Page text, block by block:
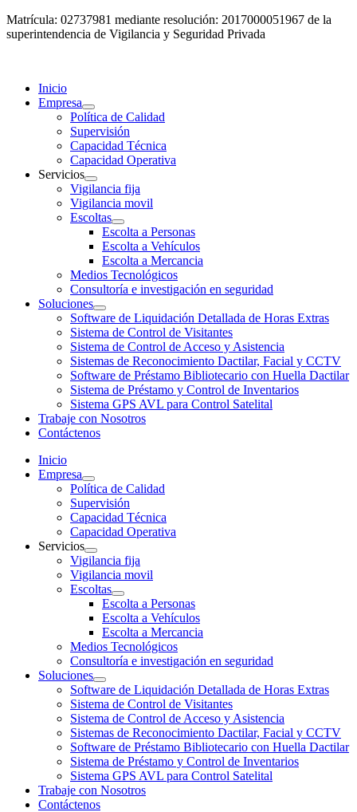
Matrícula: 02737981 mediante resolución: 2017000051967 de la
superintendencia de Vigilancia y Seguridad Privada
Inicio
Empresa
Política de Calidad
Supervisión
Capacidad Técnica
Capacidad Operativa
Servicios
Vigilancia fija
Vigilancia movil
Escoltas
Escolta a Personas
Escolta a Vehículos
Escolta a Mercancia
Medios Tecnológicos
Consultoría e investigación en seguridad
Soluciones
Software de Liquidación Detallada de Horas Extras
Sistema de Control de Visitantes
Sistema de Control de Acceso y Asistencia
Sistemas de Reconocimiento Dactilar, Facial y CCTV
Software de Préstamo Bibliotecario con Huella Dactilar
Sistema de Préstamo y Control de Inventarios
Sistema GPS AVL para Control Satelital
Trabaje con Nosotros
Contáctenos
Inicio
Empresa
Política de Calidad
Supervisión
Capacidad Técnica
Capacidad Operativa
Servicios
Vigilancia fija
Vigilancia movil
Escoltas
Escolta a Personas
Escolta a Vehículos
Escolta a Mercancia
Medios Tecnológicos
Consultoría e investigación en seguridad
Soluciones
Software de Liquidación Detallada de Horas Extras
Sistema de Control de Visitantes
Sistema de Control de Acceso y Asistencia
Sistemas de Reconocimiento Dactilar, Facial y CCTV
Software de Préstamo Bibliotecario con Huella Dactilar
Sistema de Préstamo y Control de Inventarios
Sistema GPS AVL para Control Satelital
Trabaje con Nosotros
Contáctenos